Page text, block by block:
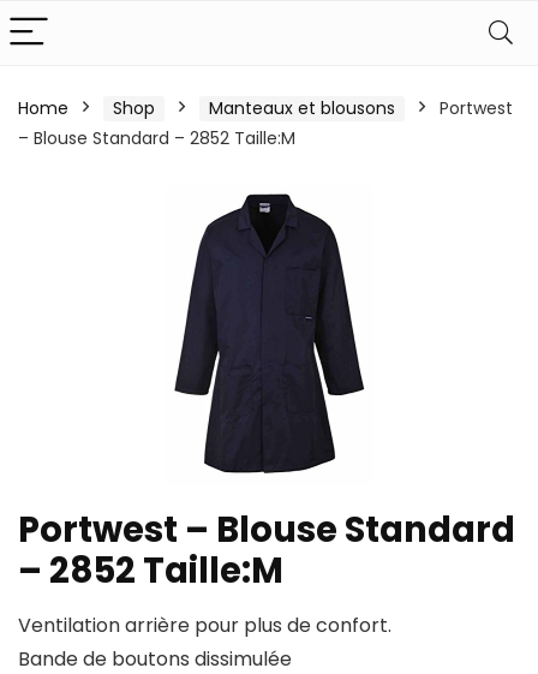
Home Shop Manteaux et blousons
Portwest
– Blouse Standard – 2852 Taille:M
Portwest – Blouse Standard
– 2852 Taille:M
Ventilation arrière pour plus de confort.
Bande de boutons dissimulée